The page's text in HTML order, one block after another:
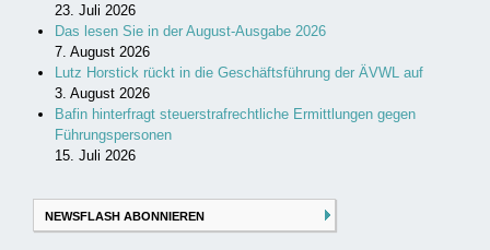
23. Juli 2026
Das lesen Sie in der August-Ausgabe 2026
7. August 2026
Lutz Horstick rückt in die Geschäftsführung der ÄVWL auf
3. August 2026
Bafin hinterfragt steuerstrafrechtliche Ermittlungen gegen
Führungspersonen
15. Juli 2026
NEWSFLASH ABONNIEREN